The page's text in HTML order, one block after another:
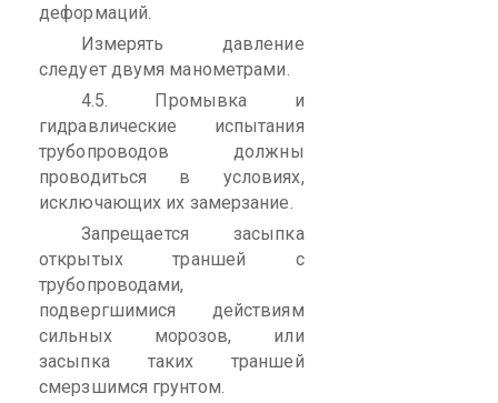
деформаций.
Измерять давление
следует двумя манометрами.
4.5. Промывка и
гидравлические испытания
трубопроводов должны
проводиться в условиях,
исключающих их замерзание.
Запрещается засыпка
открытых траншей с
трубопроводами,
подвергшимися действиям
сильных морозов, или
засыпка таких траншей
смерзшимся грунтом.